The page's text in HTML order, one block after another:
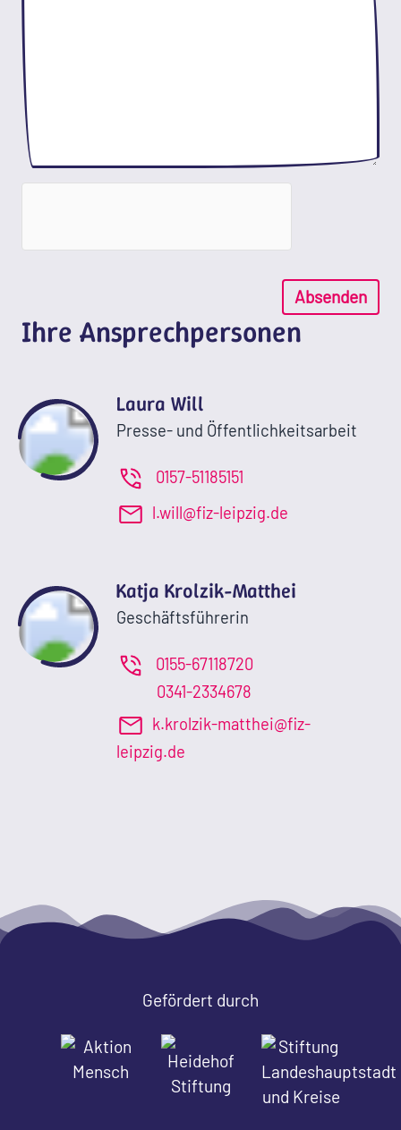
Absenden
Ihre Ansprechpersonen
Laura Will
Presse- und Öffentlichkeitsarbeit
0157-51185151
l.will@fiz-leipzig.de
Katja Krolzik-Matthei
Geschäftsführerin
0155-67118720
0341-2334678
k.krolzik-matthei@fiz-
leipzig.de
Gefördert durch